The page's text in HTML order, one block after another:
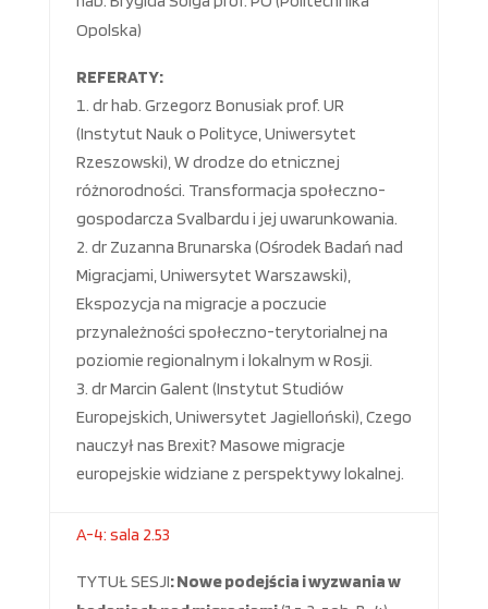
Opolska)
REFERATY:
dr hab. Grzegorz Bonusiak prof. UR
(Instytut Nauk o Polityce, Uniwersytet
Rzeszowski), W drodze do etnicznej
różnorodności. Transformacja społeczno-
gospodarcza Svalbardu i jej uwarunkowania.
dr Zuzanna Brunarska (Ośrodek Badań nad
Migracjami, Uniwersytet Warszawski),
Ekspozycja na migracje a poczucie
przynależności społeczno-terytorialnej na
poziomie regionalnym i lokalnym w Rosji.
dr Marcin Galent (Instytut Studiów
Europejskich, Uniwersytet Jagielloński), Czego
nauczył nas Brexit? Masowe migracje
europejskie widziane z perspektywy lokalnej.
A-4: sala 2.53
TYTUŁ SESJI:Nowe podejścia i wyzwania w